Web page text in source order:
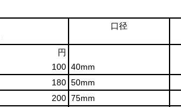
口径
円
100 40mm
180 50mm
200 75mm